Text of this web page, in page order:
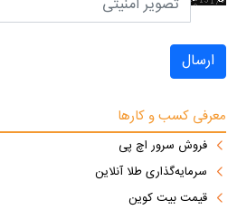
ارسال
معرفی کسب و کارها
فروش سرور اچ پی
سرمایه‌گذاری طلا آنلاین
قیمت بیت کوین